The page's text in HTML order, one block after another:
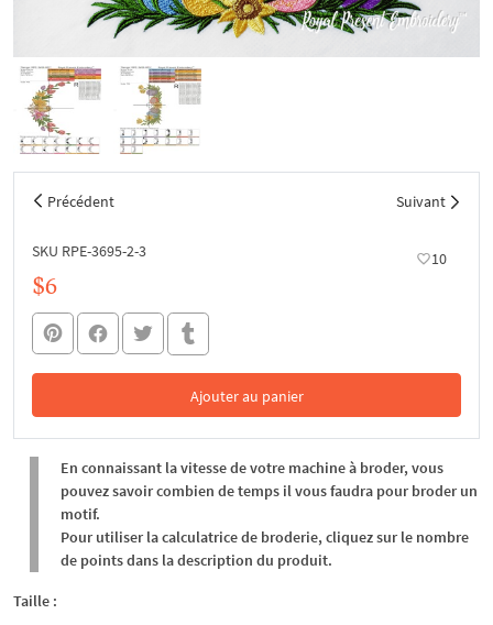
Précédent Suivant
SKU RPE-3695-2-3 10
$6
Ajouter au panier
Dans le panier
En connaissant la vitesse de votre machine à broder, vous
pouvez savoir combien de temps il vous faudra pour broder un
motif.
Pour utiliser la calculatrice de broderie, cliquez sur le nombre
de points dans la description du produit.
Taille :